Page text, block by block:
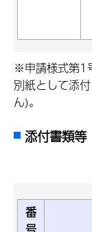
※申請様式第1
別紙として添
ん)。
添付書類等
番